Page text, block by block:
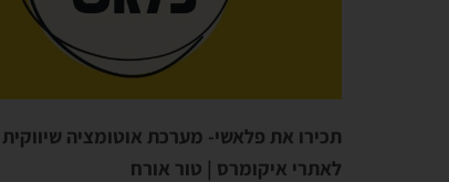
תכירו את פלאשי- מערכת אוטומציה שיווקית
לאתרי איקומרס | טור אורח